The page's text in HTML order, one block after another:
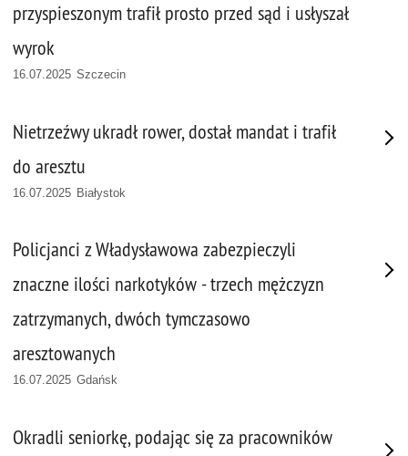
przyspieszonym trafił prosto przed sąd i usłyszał
wyrok
16.07.2025 Szczecin
Nietrzeźwy ukradł rower, dostał mandat i trafił
do aresztu
16.07.2025 Białystok
Policjanci z Władysławowa zabezpieczyli
znaczne ilości narkotyków - trzech mężczyzn
zatrzymanych, dwóch tymczasowo
aresztowanych
16.07.2025 Gdańsk
Okradli seniorkę, podając się za pracowników